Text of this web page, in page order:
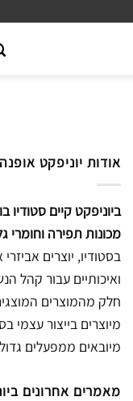
אודות יוניפקט
ביוניפקט קיים סטודיו
מכונות תפירה וחומרי
בסטודיו, יוצרים
ואיכותיים עבור קהל
חלק מהמוצרים
מיוצרים בייצור עצמי
מיובאים ממפעלים
מאמרים אחרונים